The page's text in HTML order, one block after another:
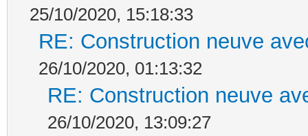
25/10/2020, 15:18:33
RE: Construction neuve
26/10/2020, 01:13:32
RE: Construction neuve
26/10/2020, 13:09:27